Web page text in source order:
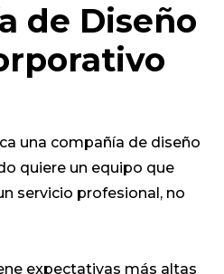
de Diseño
una compañía de diseño
quiere un equipo que
servicio profesional, no
expectativas más altas